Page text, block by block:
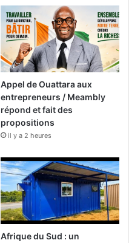
Appel de Ouattara aux
entrepreneurs / Meambly
répond et fait des
propositions
il y a 2 heures
Afrique du Sud : un